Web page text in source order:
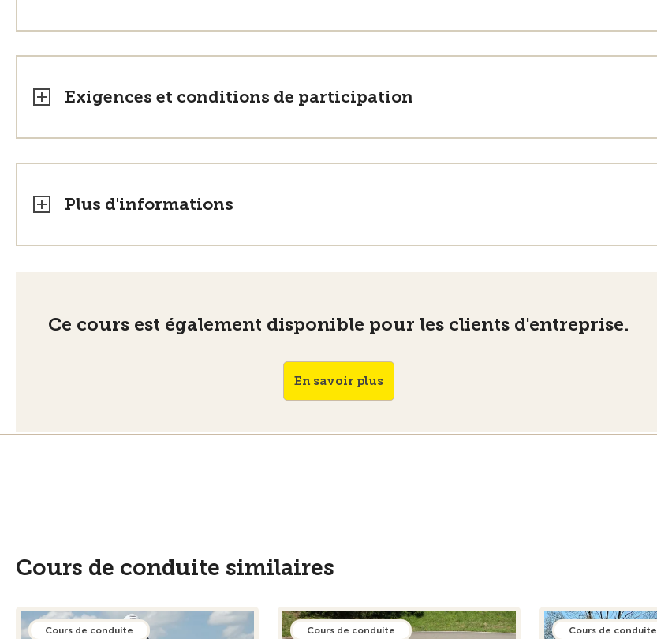
Exigences et conditions de participation
Plus d'informations
Ce cours est également disponible pour les clients d'entreprise.
En savoir plus
Cours de conduite similaires
Cours de conduite Cours de conduite Cours de conduite